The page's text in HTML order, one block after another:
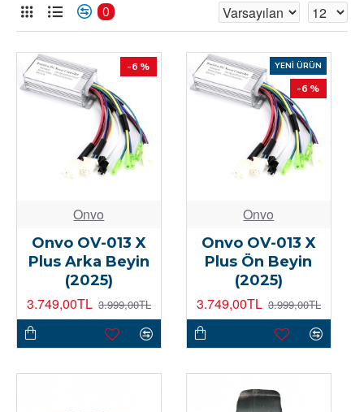
0
-6 %
Onvo
Onvo OV-013 X
Plus Arka Beyin
(2025)
3.749,00TL 3.999,00TL
YENI ÜRÜN
-6 %
Onvo
Onvo OV-013 X
Plus Ön Beyin
(2025)
3.749,00TL 3.999,00TL